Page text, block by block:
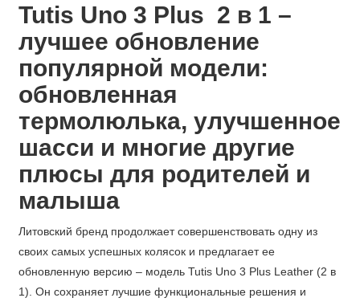
Tutis Uno 3 Plus 2 в 1 –
лучшее обновление
популярной модели:
обновленная
термолюлька, улучшенное
шасси и многие другие
плюсы для родителей и
малыша
Литовский бренд продолжает совершенствовать одну из
своих самых успешных колясок и предлагает ее
обновленную версию – модель Tutis Uno 3 Plus Leather (2 в
1). Он сохраняет лучшие функциональные решения и